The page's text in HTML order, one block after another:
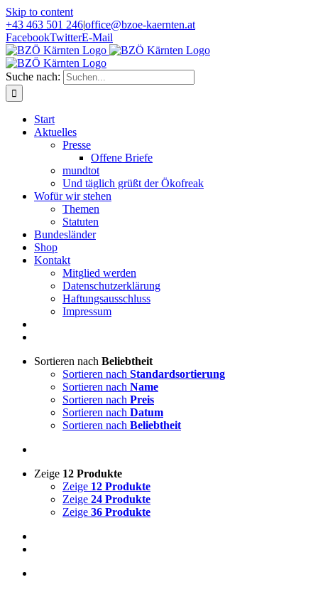
Skip to content
+43 463 501 246|office@bzoe-kaernten.at
FacebookTwitterE-Mail
Suche nach:
Start
Aktuelles
Presse
Offene Briefe
mundtot
Und täglich grüßt der Ökofreak
Wofür wir stehen
Themen
Statuten
Bundesländer
Shop
Kontakt
Mitglied werden
Datenschutzerklärung
Haftungsausschluss
Impressum
Sortieren nach Beliebtheit
Sortieren nach Standardsortierung
Sortieren nach Name
Sortieren nach Preis
Sortieren nach Datum
Sortieren nach Beliebtheit
Zeige 12 Produkte
Zeige 12 Produkte
Zeige 24 Produkte
Zeige 36 Produkte